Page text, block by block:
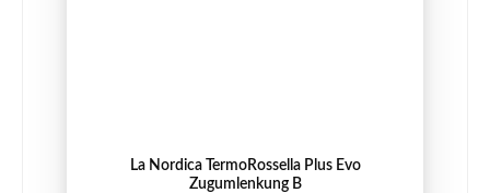
La Nordica TermoRossella Plus Evo
Zugumlenkung B